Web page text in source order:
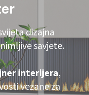
dizajna
savjete.
interijera,
vezane za